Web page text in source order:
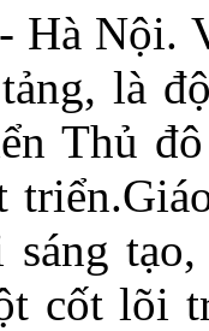
Hà Nội.
là
Thủ
cốt lõi